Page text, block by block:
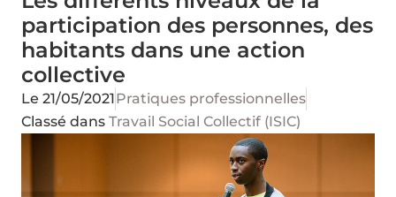
participation des personnes, des
habitants dans une action
collective
Le 21/05/2021Pratiques professionnelles
Classé dans Travail Social Collectif (ISIC)